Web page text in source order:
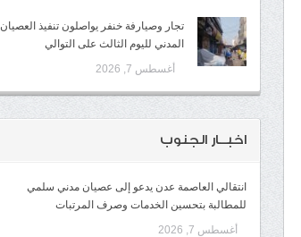
تجار وصيارفة خنفر يواصلون تنفيذ العصيان
المدني لليوم الثالث على التوالي
أغسطس 7, 2026
اخبــار الجنوب
انتقالي العاصمة عدن يدعو إلى عصيان مدني سلمي
للمطالبة بتحسين الخدمات وصرف المرتبات
أغسطس 7, 2026